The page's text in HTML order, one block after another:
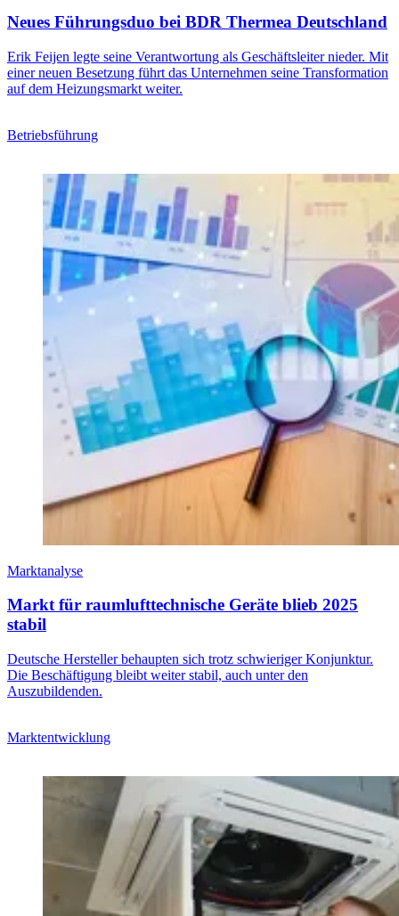
Neues Führungsduo bei BDR Thermea Deutschland
Erik Feijen legte seine Verantwortung als Geschäftsleiter nieder. Mit
einer neuen Besetzung führt das Unternehmen seine Transformation
auf dem Heizungsmarkt weiter.
Betriebsführung
Marktanalyse
Markt für raumlufttechnische Geräte blieb 2025
stabil
Deutsche Hersteller behaupten sich trotz schwieriger Konjunktur.
Die Beschäftigung bleibt weiter stabil, auch unter den
Auszubildenden.
Marktentwicklung